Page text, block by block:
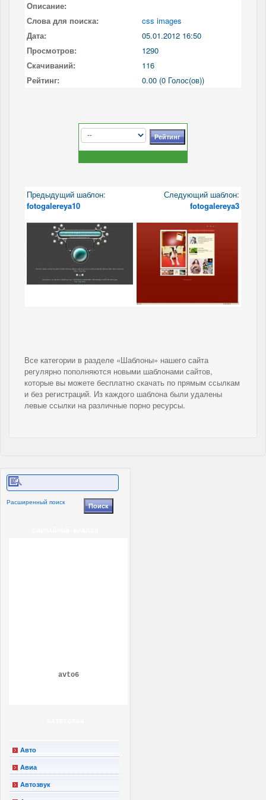
Описание:
Слова для поиска:
css images
Дата:
05.01.2012 16:50
Просмотров:
1290
Скачиваний:
116
Рейтинг:
0.00 (0 Голос(ов))
Предыдущий шаблон:
fotogalereya10
Следующий шаблон:
fotogalereya3
Все категории в разделе «Шаблоны» нашего сайта
регулярно пополняются новыми шаблонами сайтов,
которые вы можете бесплатно скачать по прямым ссылкам
и без регистраций. Из каждого шаблона были удалены
левые ссылки на различные порно ресурсы.
Расширенный поиск
avto6
Авто
Авиа
Автозвук